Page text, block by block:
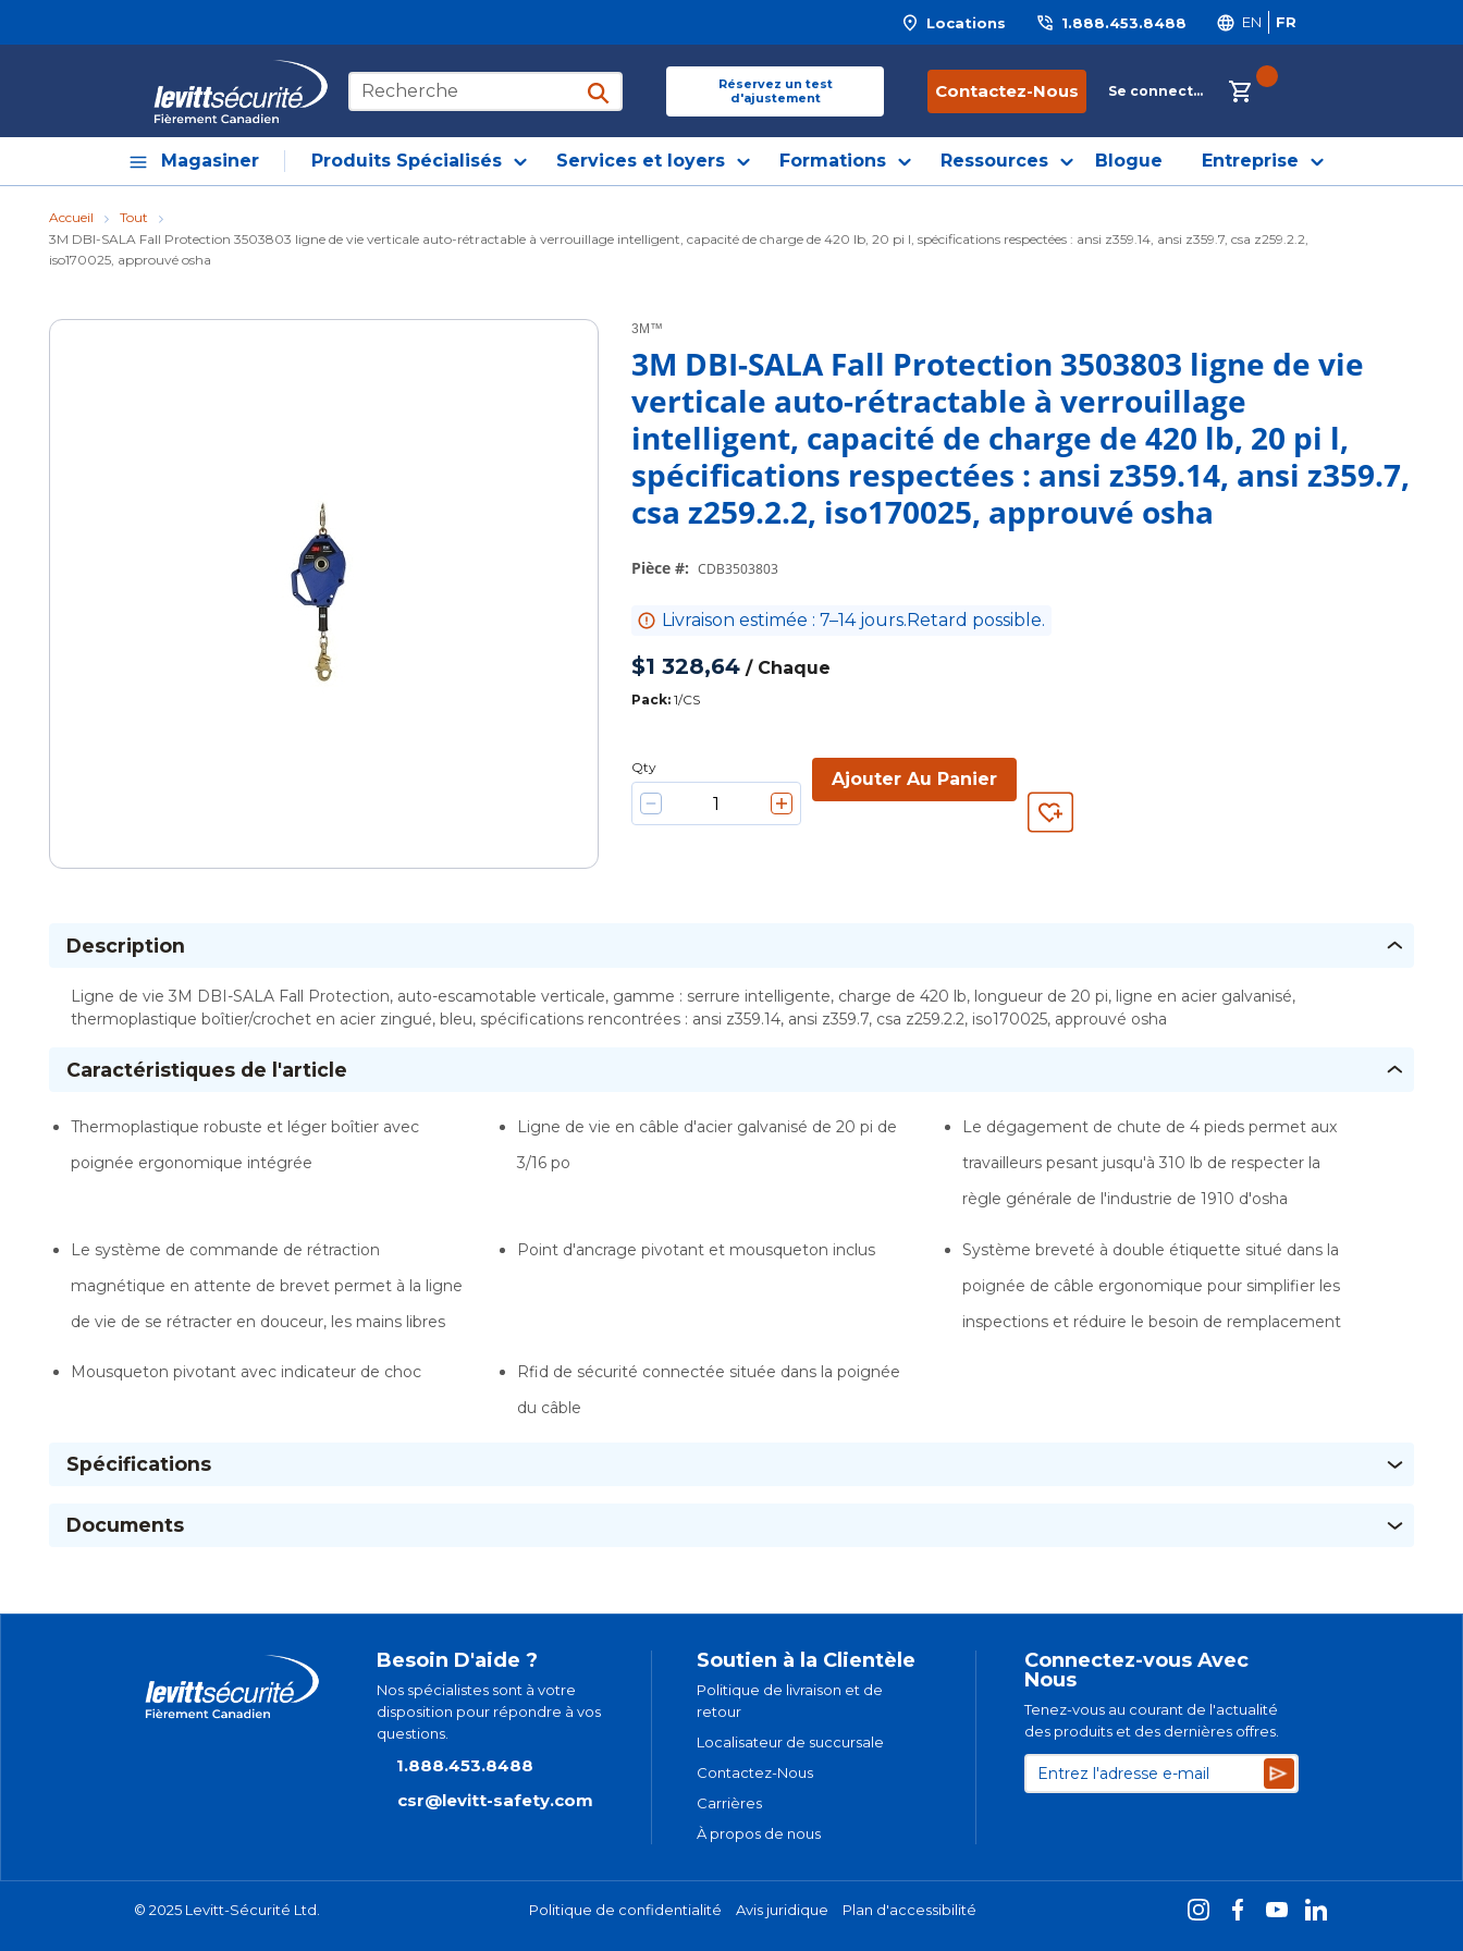
Locations 1.888.453.8488 EN FR
Recherche sur le site
soumettre une recherche
Réservez un test
d'ajustement
Contactez-Nous Se connecter
Magasiner Produits Spécialisés Services et loyers Formations Ressources Blogue Entreprise
Accueil
Tout
3M DBI-SALA Fall Protection 3503803 ligne de vie verticale auto-rétractable à verrouillage intelligent, capacité de charge de 420 lb, 20 pi l, spécifications respectées : ansi z359.14, ansi z359.7, csa z259.2.2,
iso170025, approuvé osha
3M™
3M DBI-SALA Fall Protection 3503803 ligne de vie
verticale auto-rétractable à verrouillage
intelligent, capacité de charge de 420 lb, 20 pi l,
spécifications respectées : ansi z359.14, ansi z359.7,
csa z259.2.2, iso170025, approuvé osha
Pièce #: CDB3503803
Livraison estimée : 7–14 jours.Retard possible.
$1 328,64 / Chaque
Pack: 1/CS
Qty
Ajouter Au Panier
Description
Ligne de vie 3M DBI-SALA Fall Protection, auto-escamotable verticale, gamme : serrure intelligente, charge de 420 lb, longueur de 20 pi, ligne en acier galvanisé,
thermoplastique boîtier/crochet en acier zingué, bleu, spécifications rencontrées : ansi z359.14, ansi z359.7, csa z259.2.2, iso170025, approuvé osha
Caractéristiques de l'article
Thermoplastique robuste et léger boîtier avec
poignée ergonomique intégrée
Ligne de vie en câble d'acier galvanisé de 20 pi de
3/16 po
Le dégagement de chute de 4 pieds permet aux
travailleurs pesant jusqu'à 310 lb de respecter la
règle générale de l'industrie de 1910 d'osha
Le système de commande de rétraction
magnétique en attente de brevet permet à la ligne
de vie de se rétracter en douceur, les mains libres
Point d'ancrage pivotant et mousqueton inclus
Système breveté à double étiquette situé dans la
poignée de câble ergonomique pour simplifier les
inspections et réduire le besoin de remplacement
Mousqueton pivotant avec indicateur de choc
Rfid de sécurité connectée située dans la poignée
du câble
Spécifications
Documents
Besoin D'aide ?
Nos spécialistes sont à votre
disposition pour répondre à vos
questions.
1.888.453.8488
csr@levitt-safety.com
Soutien à la Clientèle
Politique de livraison et de
retour
Localisateur de succursale
Contactez-Nous
Carrières
À propos de nous
Connectez-vous Avec
Nous
Tenez-vous au courant de l'actualité
des produits et des dernières offres.
Subscribe
© 2025 Levitt-Sécurité Ltd. Politique de confidentialité Avis juridique Plan d'accessibilité